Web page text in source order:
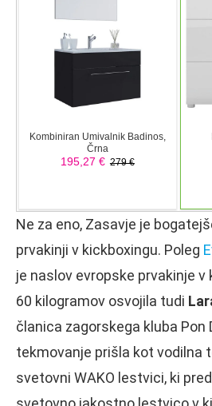
Ne za eno, Zasavje je
prvakinji v kickboxingu. Poleg
je naslov evropske prvakinje
60 kilogramov osvojila tudi
članica zagorskega kluba Pon
tekmovanje prišla kot vodilna
svetovni WAKO lestvici, ki